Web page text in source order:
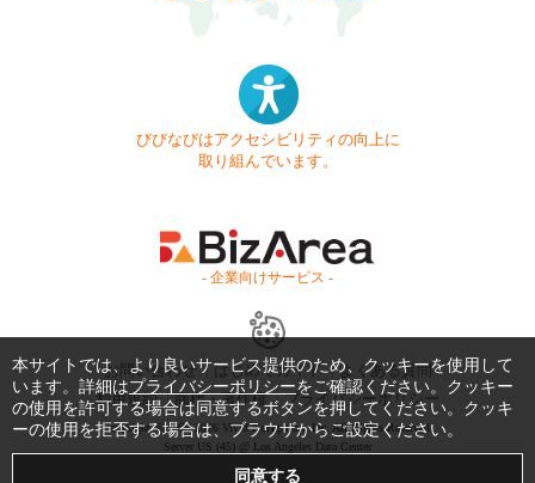
びびなびはアクセシビリティの向上に
取り組んでいます。
- 企業向けサービス -
お問い合わせ はじめてガイド
よくある質問
利用規約
商標・著作権 プライバシーポリシー
Copyright © 1999-2026 Vivid Navigation, Inc. All Rights Reserved.
Server US (45) @ Los Angeles Data Center
本サイトでは、より良いサービス提供のため、クッキーを使用して
います。詳細はプライバシーポリシーをご確認ください。クッキー
の使用を許可する場合は同意するボタンを押してください。クッキ
ーの使用を拒否する場合は、ブラウザからご設定ください。